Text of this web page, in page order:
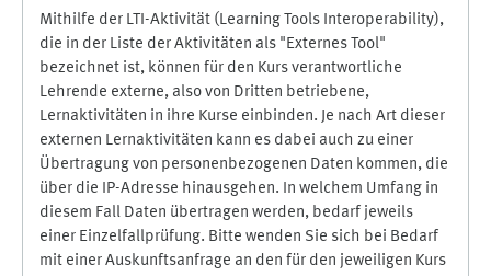
Mithilfe der LTI-Aktivität (Learning Tools Interoperability),
die in der Liste der Aktivitäten als "Externes Tool"
bezeichnet ist, können für den Kurs verantwortliche
Lehrende externe, also von Dritten betriebene,
Lernaktivitäten in ihre Kurse einbinden. Je nach Art dieser
externen Lernaktivitäten kann es dabei auch zu einer
Übertragung von personenbezogenen Daten kommen, die
über die IP-Adresse hinausgehen. In welchem Umfang in
diesem Fall Daten übertragen werden, bedarf jeweils
einer Einzelfallprüfung. Bitte wenden Sie sich bei Bedarf
mit einer Auskunftsanfrage an den für den jeweiligen Kurs